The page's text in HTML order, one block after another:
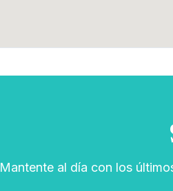
Mantente al día con los